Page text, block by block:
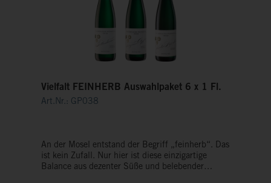
Vielfalt FEINHERB Auswahlpaket 6 x 1 Fl.
Art.Nr.: GP038
An der Mosel entstand der Begriff „feinherb“. Das
ist kein Zufall. Nur hier ist diese einzigartige
Balance aus dezenter Süße und belebender